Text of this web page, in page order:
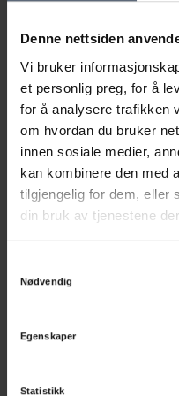
Denne nettsiden
Vi bruker
et personlig preg, for å
for å analysere trafikken
om hvordan du bruker
innen sosiale medier,
kan kombinere den med
tilgjengelig for dem, eller
din bruk av tjenestene
Nødvendig
Egenskaper
Statistikk
Sjekk